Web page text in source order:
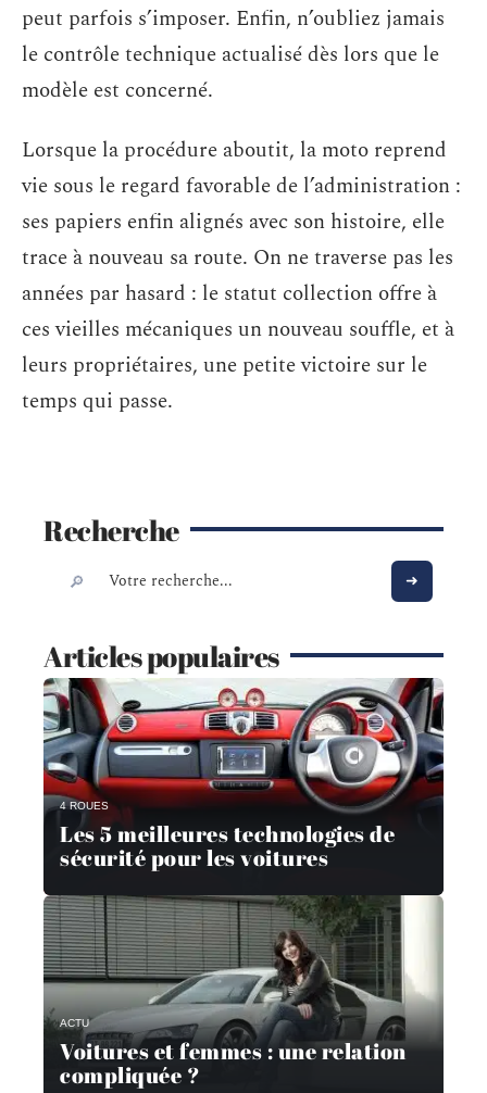
peut parfois s’imposer. Enfin, n’oubliez jamais
le contrôle technique actualisé dès lors que le
modèle est concerné.
Lorsque la procédure aboutit, la moto reprend
vie sous le regard favorable de l’administration :
ses papiers enfin alignés avec son histoire, elle
trace à nouveau sa route. On ne traverse pas les
années par hasard : le statut collection offre à
ces vieilles mécaniques un nouveau souffle, et à
leurs propriétaires, une petite victoire sur le
temps qui passe.
Recherche
Articles populaires
4 ROUES
Les 5 meilleures technologies de
sécurité pour les voitures
ACTU
Voitures et femmes : une relation
compliquée ?